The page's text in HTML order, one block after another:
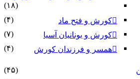
(۱۸)
کورش و فتح ماد
(۴)
کورش و یونانیان آسیا
(۷)
همسر و فرزندان کورش
(۴)
(۴۵)